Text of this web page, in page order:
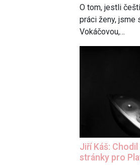
O tom, jestli
práci ženy, jsme
Vokáčovou,…
Jiří Káš:
stránky pro